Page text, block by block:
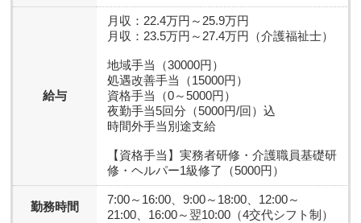
給与
月収：22.4万円～25.9万円
月収：23.5万円～27.4万円（介護福祉士）
地域手当（30000円）
処遇改善手当（15000円）
資格手当（0～5000円）
夜勤手当5回分（5000円/回）込
時間外手当別途支給
【資格手当】実務者研修・介護職員基礎研
修・ヘルパー1級修了（5000円）
勤務時間
7:00～16:00、9:00～18:00、12:00～
21:00、16:00～翌10:00（4交代シフト制）